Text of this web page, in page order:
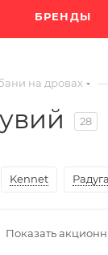
БРЕНДЫ
на дровах
28
Kennet Радуга
Показать